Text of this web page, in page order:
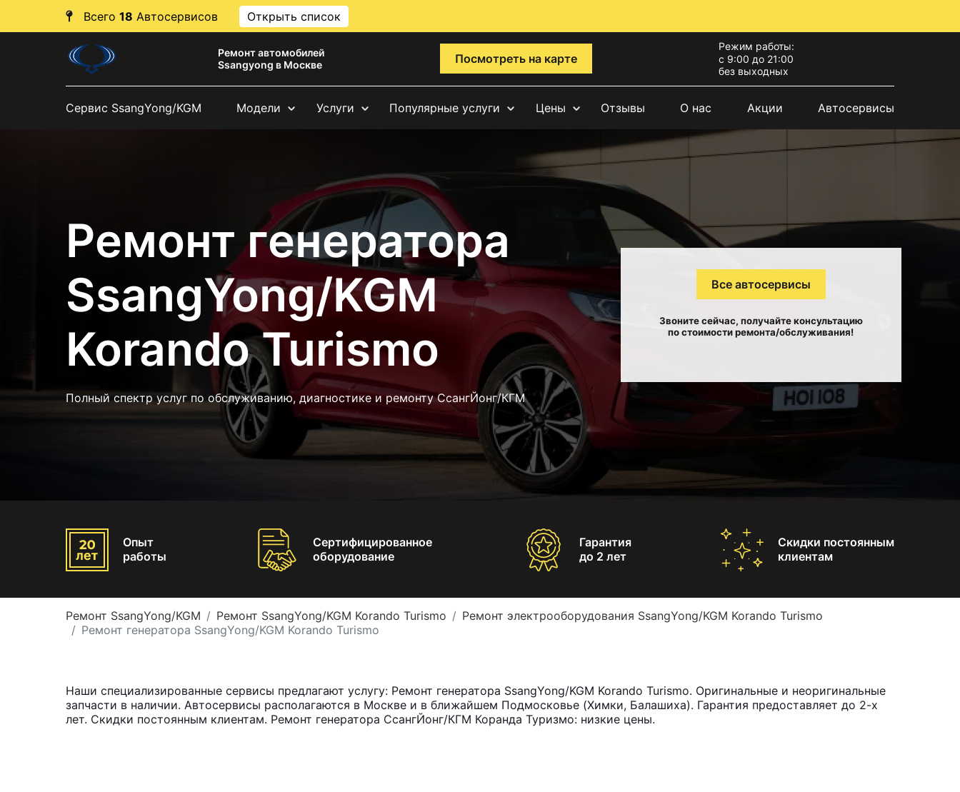
Всего 18 Автосервисов Открыть список
Ремонт автомобилей
Ssangyong в Москве
Посмотреть на карте
Режим работы:
с 9:00 до 21:00
без выходных
Сервис SsangYong/KGM Модели Услуги Популярные услуги Цены Отзывы О нас Акции Автосервисы
Ремонт генератора
SsangYong/KGM
Korando Turismo
Полный спектр услуг по обслуживанию, диагностике и ремонту СсангЙонг/КГМ
Все автосервисы
Звоните сейчас, получайте консультацию
по стоимости ремонта/обслуживания!
Опыт
работы
Сертифицированное
оборудование
Гарантия
до 2 лет
Скидки постоянным
клиентам
Ремонт SsangYong/KGM Ремонт SsangYong/KGM Korando Turismo
Ремонт электрооборудования SsangYong/KGM Korando Turismo
Ремонт генератора SsangYong/KGM Korando Turismo
Наши специализированные сервисы предлагают услугу: Ремонт генератора SsangYong/KGM Korando Turismo. Оригинальные и неоригинальные
запчасти в наличии. Автосервисы располагаются в Москве и в ближайшем Подмосковье (Химки, Балашиха). Гарантия предоставляет до 2-х
лет. Скидки постоянным клиентам. Ремонт генератора СсангЙонг/КГМ Коранда Туризмо: низкие цены.